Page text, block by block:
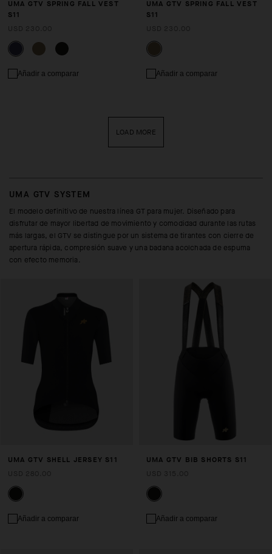
UMA GTV SPRING FALL VEST
S11
Añadir a comparar
UMA GTV SPRING FALL VEST
S11
Añadir a comparar
LOAD MORE
UMA GTV SYSTEM
El modelo definitivo de nuestra línea GT para mujer. Diseñado para
disfrutar de mayor libertad de movimiento y comodidad durante las rutas
más largas, el GTV se distingue por un sistema de tirantes con cierre de
apertura rápida, compresión suave y una badana acolchada de espuma
con efecto memoria.
UMA GTV SHELL JERSEY S11
Añadir a comparar
UMA GTV BIB SHORTS S11
Añadir a comparar